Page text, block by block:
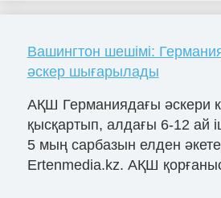
Вашингтон шешімі:
әскер шығарылады
АҚШ Германиядағы әскери
қысқартып, алдағы 6-12 ай
5 мың сарбазын елден
Ertenmedia.kz. АҚШ